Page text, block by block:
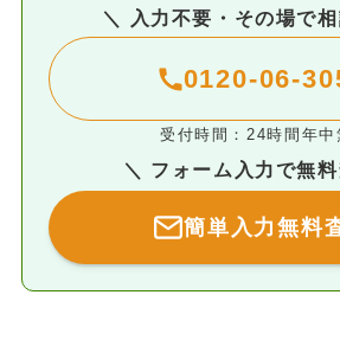
＼ 入力不要・その場で
0120-06-
受付時間：24時間年中
＼ フォーム入力で無
簡単入力無料